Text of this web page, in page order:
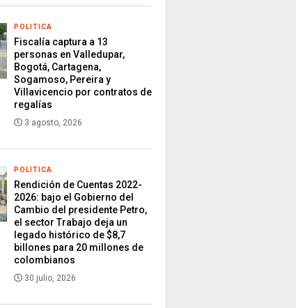
POLITICA
Fiscalía captura a 13
personas en Valledupar,
Bogotá, Cartagena,
Sogamoso, Pereira y
Villavicencio por contratos de
regalías
3 agosto, 2026
POLITICA
Rendición de Cuentas 2022-
2026: bajo el Gobierno del
Cambio del presidente Petro,
el sector Trabajo deja un
legado histórico de $8,7
billones para 20 millones de
colombianos
30 julio, 2026